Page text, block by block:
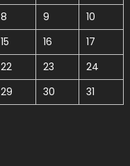
8 9
10
15 16
17
22 23
24
29 30 31